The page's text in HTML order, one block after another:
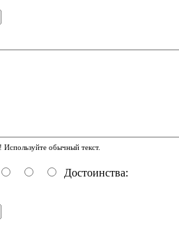
обычный текст.
Достоинства: